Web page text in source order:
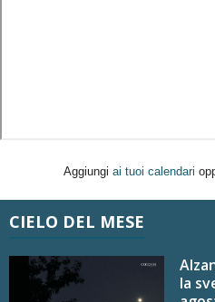
Aggiungi ai tuoi calendari
CIELO DEL MESE
la